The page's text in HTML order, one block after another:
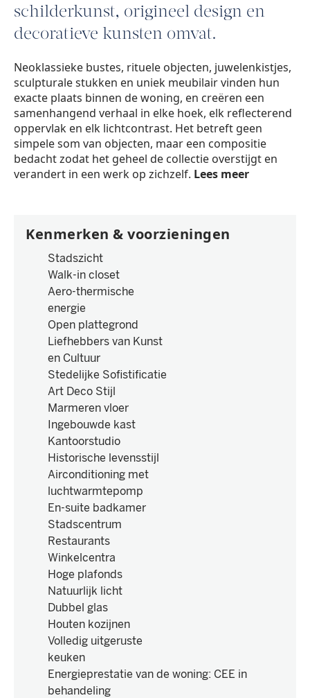
schilderkunst, origineel design en
decoratieve kunsten omvat.
Neoklassieke bustes, rituele objecten, juwelenkistjes,
sculpturale stukken en uniek meubilair vinden hun
exacte plaats binnen de woning, en creëren een
samenhangend verhaal in elke hoek, elk reflecterend
oppervlak en elk lichtcontrast. Het betreft geen
simpele som van objecten, maar een compositie
bedacht zodat het geheel de collectie overstijgt en
verandert in een werk op zichzelf. Lees meer
Kenmerken & voorzieningen
Stadszicht
Walk-in closet
Aero-thermische
energie
Open plattegrond
Liefhebbers van Kunst
en Cultuur
Stedelijke Sofistificatie
Art Deco Stijl
Marmeren vloer
Ingebouwde kast
Kantoorstudio
Historische levensstijl
Airconditioning met
luchtwarmtepomp
En-suite badkamer
Stadscentrum
Restaurants
Winkelcentra
Hoge plafonds
Natuurlijk licht
Dubbel glas
Houten kozijnen
Volledig uitgeruste
keuken
Energieprestatie van de woning: CEE in
behandeling